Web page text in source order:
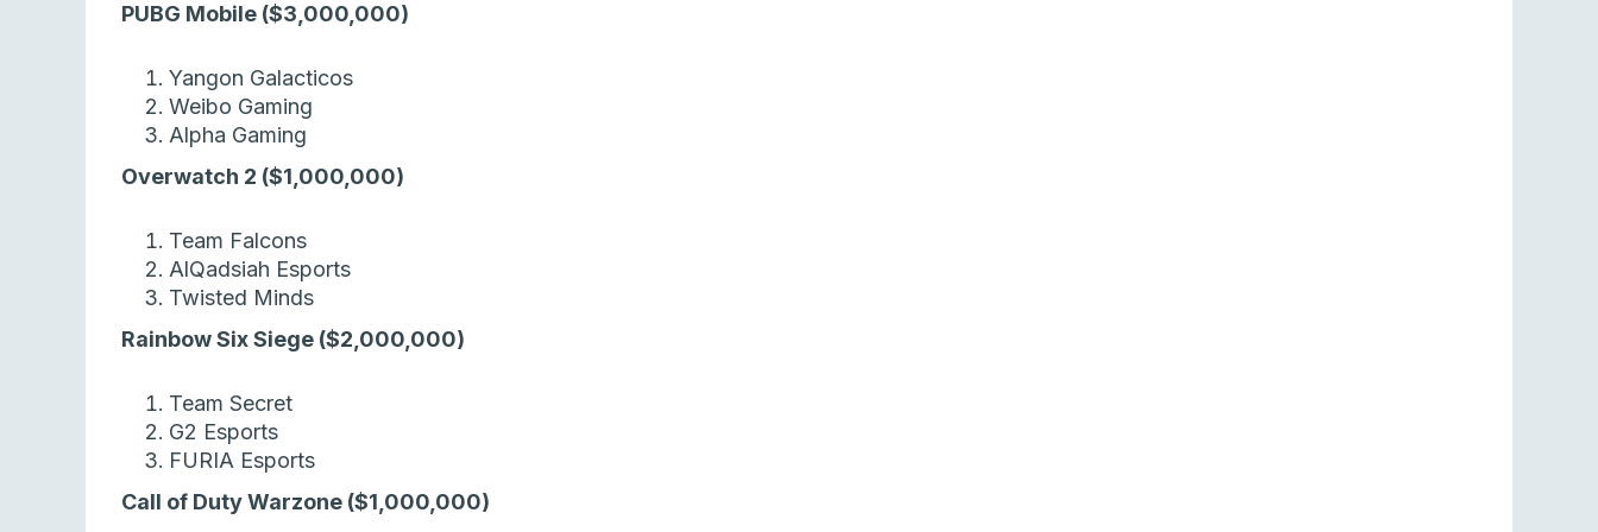
PUBG Mobile ($3,000,000)
Yangon Galacticos
Weibo Gaming
Alpha Gaming
Overwatch 2 ($1,000,000)
Team Falcons
AlQadsiah Esports
Twisted Minds
Rainbow Six Siege ($2,000,000)
Team Secret
G2 Esports
FURIA Esports
Call of Duty Warzone ($1,000,000)